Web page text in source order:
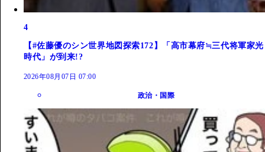
4
【#佐藤優のシン世界地図探索172】「高市幕府≒三代将軍家光
時代」が到来!?
2026年08月07日 07:00
政治・国際